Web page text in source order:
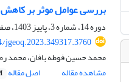
بررسی عوامل موثر بر
دوره 14، شماره 3، پاییز 1403، صفحه
jgeoq.2023.349317.3760
محمد حسین فوطه بافان، محمد
مشاهده مقاله
اصل مقاله